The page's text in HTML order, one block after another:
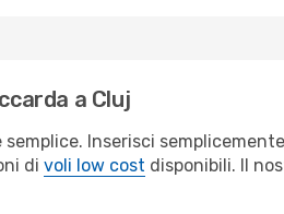
a Cluj
Inserisci
di voli low cost disponibili. Il